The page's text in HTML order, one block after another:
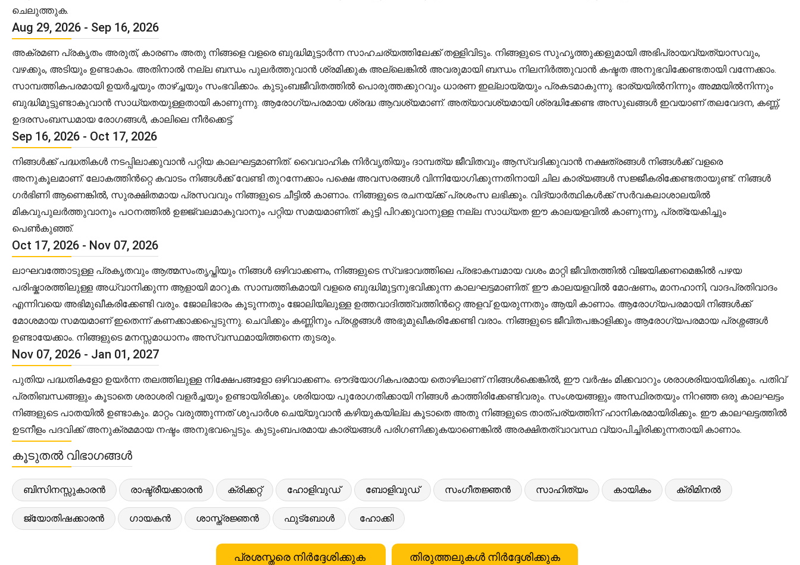
ചെലുത്തുക.
Aug 29, 2026 - Sep 16, 2026
അക്രമണ പ്രകൃതം അരുത്, കാരണം അതു നിങ്ങളെ വളരെ ബുദ്ധിമുട്ടാർന്ന സാഹചര്യത്തിലേക്ക് തള്ളിവിടും. നിങ്ങളുടെ സുഹൃത്തുക്കളുമായി അഭിപ്രായവ്യത്യാസവും,
വഴക്കും, അടിയും ഉണ്ടാകാം. അതിനാൽ നല്ല ബന്ധം പുലർത്തുവാൻ ശ്രമിക്കുക അല്ലെങ്കിൽ അവരുമായി ബന്ധം നിലനിർത്തുവാൻ കഷ്ടത അനുഭവിക്കേണ്ടതായി വന്നേക്കാം.
സാമ്പത്തികപരമായി ഉയർച്ചയും താഴ്ച്ചയും സംഭവിക്കാം. കുടുംബജീവിതത്തിൽ പൊരുത്തക്കുറവും ധാരണ ഇല്ലായ്മയും പ്രകടമാകുന്നു. ഭാര്യയിൽനിന്നും അമ്മയിൽനിന്നും
ബുദ്ധിമുട്ടുണ്ടാകുവാൻ സാധ്യതയുള്ളതായി കാണുന്നു. ആരോഗ്യപരമായ ശ്രദ്ധ ആവശ്യമാണ്. അത്യാവശ്യമായി ശ്രദ്ധിക്കേണ്ട അസുഖങ്ങൾ ഇവയാണ് തലവേദന, കണ്ണ്,
ഉദരസംബന്ധമായ രോഗങ്ങൾ, കാലിലെ നീർക്കെട്ട്.
Sep 16, 2026 - Oct 17, 2026
നിങ്ങൾക്ക് പദ്ധതികൾ നടപ്പിലാക്കുവാൻ പറ്റിയ കാലഘട്ടമാണിത്. വൈവാഹിക നിർവൃതിയും ദാമ്പത്യ ജീവിതവും ആസ്വദിക്കുവാൻ നക്ഷത്രങ്ങൾ നിങ്ങൾക്ക് വളരെ
അനുകൂലമാണ്. ലോകത്തിൻറ്റെ കവാടം നിങ്ങൾക്ക് വേണ്ടി തുറന്നേക്കാം പക്ഷെ അവസരങ്ങൾ വിന്നിയോഗിക്കുന്നതിനായി ചില കാര്യങ്ങൾ സജ്ജീകരിക്കേണ്ടതായുണ്ട്. നിങ്ങൾ
ഗർഭിണി ആണെങ്കിൽ, സുരക്ഷിതമായ പ്രസവവും നിങ്ങളുടെ ചീട്ടിൽ കാണാം. നിങ്ങളുടെ രചനയ്ക്ക് പ്രശംസ ലഭിക്കും. വിദ്യാർത്ഥികൾക്ക് സർവകലാശാലയിൽ
മികവുപുലർത്തുവാനും പഠനത്തിൽ ഉജ്ജ്വലമാകുവാനും പറ്റിയ സമയമാണിത്. കുട്ടി പിറക്കുവാനുള്ള നല്ല സാധ്യത ഈ കാലയളവിൽ കാണുന്നു, പ്രത്യേകിച്ചും
പെൺകുഞ്ഞ്.
Oct 17, 2026 - Nov 07, 2026
ലാഘവത്തോടുള്ള പ്രകൃതവും ആത്മസംതൃപ്തിയും നിങ്ങൾ ഒഴിവാക്കണം, നിങ്ങളുടെ സ്വഭാവത്തിലെ പ്രഭാകമ്പമായ വശം മാറ്റി ജീവിതത്തിൽ വിജയിക്കണമെങ്കിൽ പഴയ
പരിഷ്കാരത്തിലുള്ള അധ്വാനിക്കുന്ന ആളായി മാറുക. സാമ്പത്തികമായി വളരെ ബുദ്ധിമുട്ടനുഭവിക്കുന്ന കാലഘട്ടമാണിത്. ഈ കാലയളവിൽ മോഷണം, മാനഹാനി, വാദപ്രതിവാദം
എന്നിവയെ അഭിമുഖീകരിക്കേണ്ടി വരും. ജോലിഭാരം കൂടുന്നതും ജോലിയിലുള്ള ഉത്തവാദിത്ത്വത്തിൻറ്റെ അളവ് ഉയരുന്നതും ആയി കാണാം. ആരോഗ്യപരമായി നിങ്ങൾക്ക്
മോശമായ സമയമാണ് ഇതെന്ന് കണക്കാക്കപ്പെടുന്നു. ചെവിക്കും കണ്ണിനും പ്രശ്നങ്ങൾ അഭുമുഖീകരിക്കേണ്ടി വരാം. നിങ്ങളുടെ ജീവിതപങ്കാളിക്കും ആരോഗ്യപരമായ പ്രശ്നങ്ങൾ
ഉണ്ടായേക്കാം. നിങ്ങളുടെ മനസ്സമാധാനം അസ്വസ്ഥമായിത്തന്നെ തുടരും.
Nov 07, 2026 - Jan 01, 2027
പുതിയ പദ്ധതികളോ ഉയർന്ന തലത്തിലുള്ള നിക്ഷേപങ്ങളോ ഒഴിവാക്കണം. ഔദ്യോഗികപരമായ തൊഴിലാണ് നിങ്ങൾക്കെങ്കിൽ, ഈ വർഷം മിക്കവാറും ശരാശരിയായിരിക്കും. പതിവ്
പ്രതിബന്ധങ്ങളും കൂടാതെ ശരാശരി വളർച്ചയും ഉണ്ടായിരിക്കും. ശരിയായ പുരോഗതിക്കായി നിങ്ങൾ കാത്തിരിക്കേണ്ടിവരും. സംശയങ്ങളും അസ്ഥിരതയും നിറഞ്ഞ ഒരു കാലഘട്ടം
നിങ്ങളുടെ പാതയിൽ ഉണ്ടാകും. മാറ്റം വരുത്തുന്നത് ശുപാർശ ചെയ്യുവാൻ കഴിയുകയില്ല കൂടാതെ അതു നിങ്ങളുടെ താത്പര്യത്തിന് ഹാനികരമായിരിക്കും. ഈ കാലഘട്ടത്തിൽ
ഉടനീളം പദവിക്ക് അനുക്രമമായ നഷ്ടം അനുഭവപ്പെടും. കുടുംബപരമായ കാര്യങ്ങൾ പരിഗണിക്കുകയാണെങ്കിൽ അരക്ഷിതത്വാവസ്ഥ വ്യാപിച്ചിരിക്കുന്നതായി കാണാം.
കൂടുതൽ വിഭാഗങ്ങൾ
ബിസിനസ്സുകാരൻ രാഷ്ട്രീയക്കാരൻ ക്രിക്കറ്റ് ഹോളിവുഡ് ബോളിവുഡ് സംഗീതജ്ഞൻ സാഹിത്യം കായികം ക്രിമിനൽ
ജ്യോതിഷക്കാരൻ ഗായകൻ ശാസ്ത്രജ്ഞൻ ഫുട്ബോൾ ഹോക്കി
പ്രശസ്തരെ നിർദ്ദേശിക്കുക തിരുത്തലുകൾ നിർദ്ദേശിക്കുക